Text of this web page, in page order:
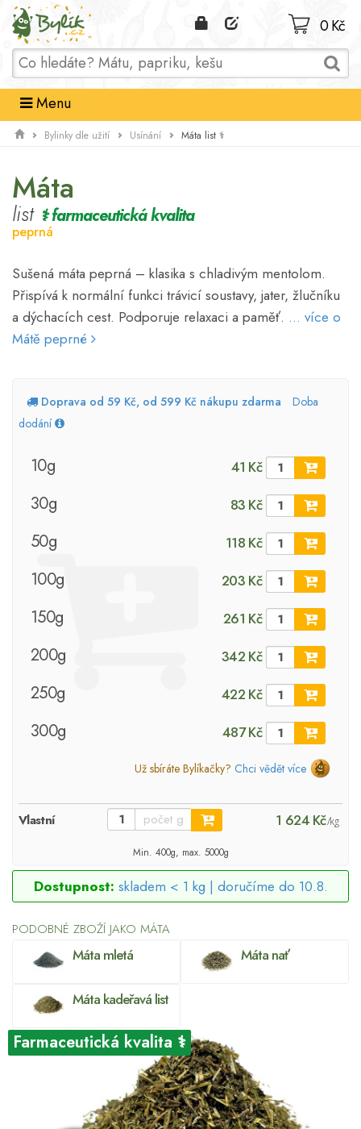
Domů
0 Kč
Menu
Bylinky dle užití Usínání Máta list ⚕
Máta
list ⚕ farmaceutická kvalita
peprná
Sušená máta peprná – klasika s chladivým mentolom.
Přispívá k normální funkci trávicí soustavy, jater, žlučníku
a dýchacích cest. Podporuje relaxaci a paměť. ... více o
Mátě peprné
Doprava od 59 Kč, od 599 Kč nákupu zdarma
Doba
dodání
10g 41 Kč
30g 83 Kč
50g 118 Kč
100g 203 Kč
150g 261 Kč
200g 342 Kč
250g 422 Kč
300g 487 Kč
Už sbíráte Bylíkačky? Chci vědět více
Vlastní 1 624 Kč/kg
Min. 400g, max. 5000g
Dostupnost: skladem < 1 kg | doručíme do 10.8.
PODOBNÉ ZBOŽÍ JAKO MÁTA
Máta mletá Máta nať
Máta kadeřavá list
Farmaceutická kvalita ⚕